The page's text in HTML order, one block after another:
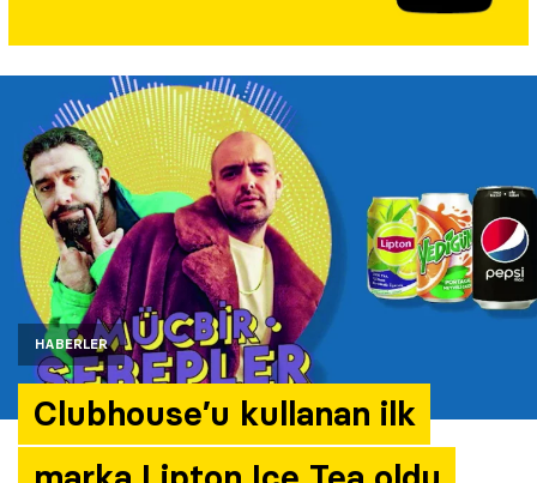
HABERLER
Clubhouse’u kullanan ilk
Araştırma